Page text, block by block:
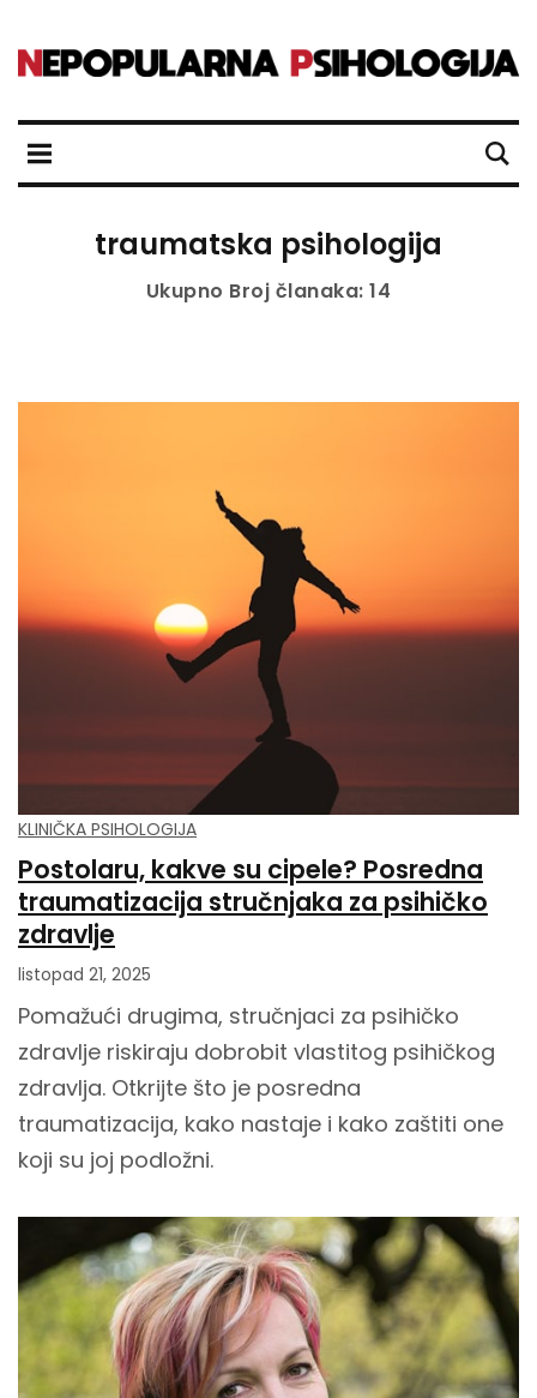
traumatska psihologija
Ukupno Broj članaka: 14
KLINIČKA PSIHOLOGIJA
Postolaru, kakve su cipele? Posredna
traumatizacija stručnjaka za psihičko
zdravlje
listopad 21, 2025
Pomažući drugima, stručnjaci za psihičko
zdravlje riskiraju dobrobit vlastitog psihičkog
zdravlja. Otkrijte što je posredna
traumatizacija, kako nastaje i kako zaštiti one
koji su joj podložni.